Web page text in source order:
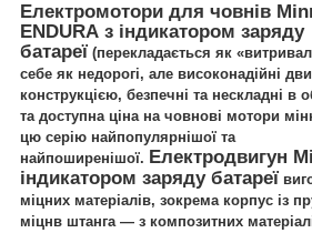
Електромотори для човнів
ENDURA з індикатором заряду
батареї (перекладається як
себе як недорогі, але високонадійні
конструкцією, безпечні та нескладні в
та доступна ціна на човнові мотори
цю серію найпопулярнішої та
найпоширенішої. Електродвигун
індикатором заряду батареї
міцних матеріалів, зокрема корпус із
міцнв штанга — з композитних